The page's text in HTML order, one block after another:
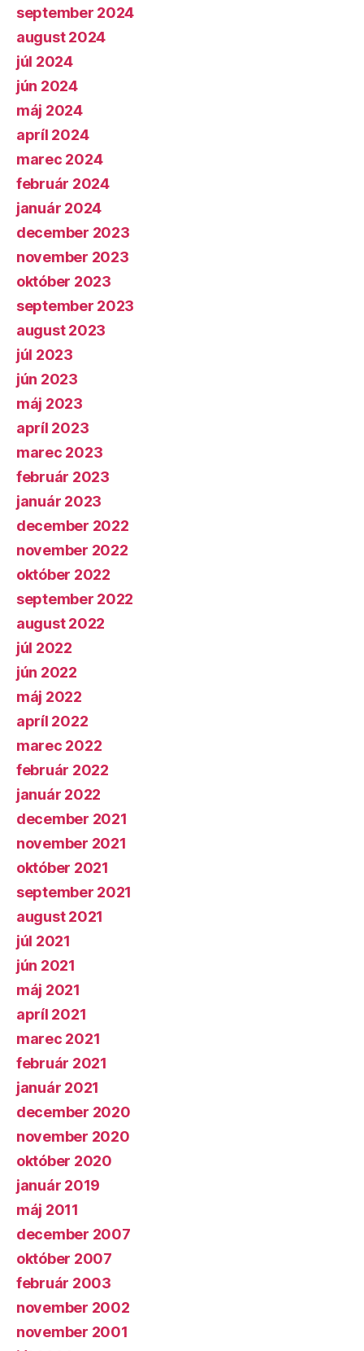
september 2024
august 2024
júl 2024
jún 2024
máj 2024
apríl 2024
marec 2024
február 2024
január 2024
december 2023
november 2023
október 2023
september 2023
august 2023
júl 2023
jún 2023
máj 2023
apríl 2023
marec 2023
február 2023
január 2023
december 2022
november 2022
október 2022
september 2022
august 2022
júl 2022
jún 2022
máj 2022
apríl 2022
marec 2022
február 2022
január 2022
december 2021
november 2021
október 2021
september 2021
august 2021
júl 2021
jún 2021
máj 2021
apríl 2021
marec 2021
február 2021
január 2021
december 2020
november 2020
október 2020
január 2019
máj 2011
december 2007
október 2007
február 2003
november 2002
november 2001